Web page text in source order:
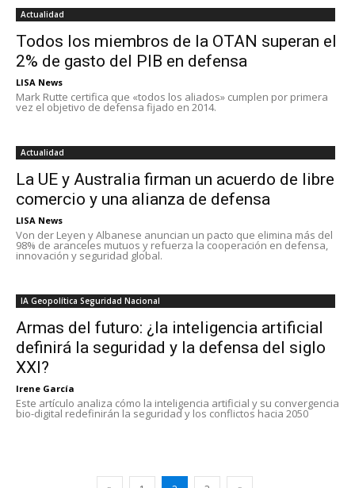
Actualidad
Todos los miembros de la OTAN superan el
2% de gasto del PIB en defensa
LISA News
Mark Rutte certifica que «todos los aliados» cumplen por primera
vez el objetivo de defensa fijado en 2014.
Actualidad
La UE y Australia firman un acuerdo de libre
comercio y una alianza de defensa
LISA News
Von der Leyen y Albanese anuncian un pacto que elimina más del
98% de aranceles mutuos y refuerza la cooperación en defensa,
innovación y seguridad global.
IA Geopolítica Seguridad Nacional
Armas del futuro: ¿la inteligencia artificial
definirá la seguridad y la defensa del siglo
XXI?
Irene García
Este artículo analiza cómo la inteligencia artificial y su convergencia
bio-digital redefinirán la seguridad y los conflictos hacia 2050